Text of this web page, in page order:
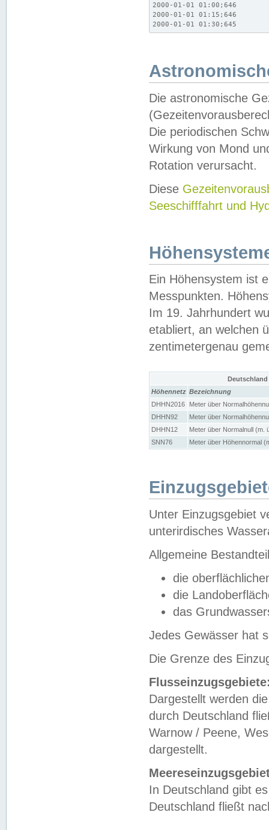
2000-01-01 01:00;646
2000-01-01 01:15;646
2000-01-01 01:30;645
Die astronomische
Die periodischen
Wirkung von Mond
Rotation verursacht.
Diese
Seeschifffahrt und
Ein Höhensystem ist
Messpunkten.
Im 19. Jahrhundert
etabliert, an welchen
zentimetergenau
Höhennetz Bezeichnung
DHHN2016
Meter über
DHHN92
Meter über
DHHN12
Meter über Normalnull (m.
SNN76
Meter über Höhennormal
Unter Einzugsgebiet
unterirdisches
Allgemeine
die
die
das
Jedes Gewässer hat
Die Grenze des
Dargestellt werden
durch Deutschland
Warnow / Peene,
dargestellt.
In Deutschland gibt
Deutschland fließt